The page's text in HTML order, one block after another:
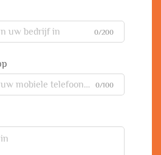
0/200
0/100